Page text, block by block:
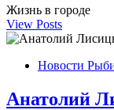
Жизнь в городе
View Posts
Новости
Анатолий